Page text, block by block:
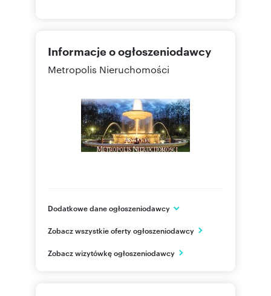
Informacje o ogłoszeniodawcy
Metropolis Nieruchomości
Dodatkowe dane ogłoszeniodawcy
Ząbki
PL
Zobacz wszystkie oferty ogłoszeniodawcy
Zobacz wizytówkę ogłoszeniodawcy